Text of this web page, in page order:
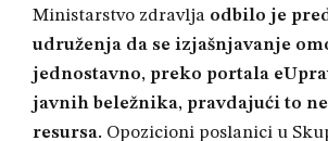
Ministarstvo zdravlja odbilo je
udruženja da se izjašnjavanje
jednostavno, preko portala
javnih beležnika, pravdajući to
resursa. Opozicioni poslanici u